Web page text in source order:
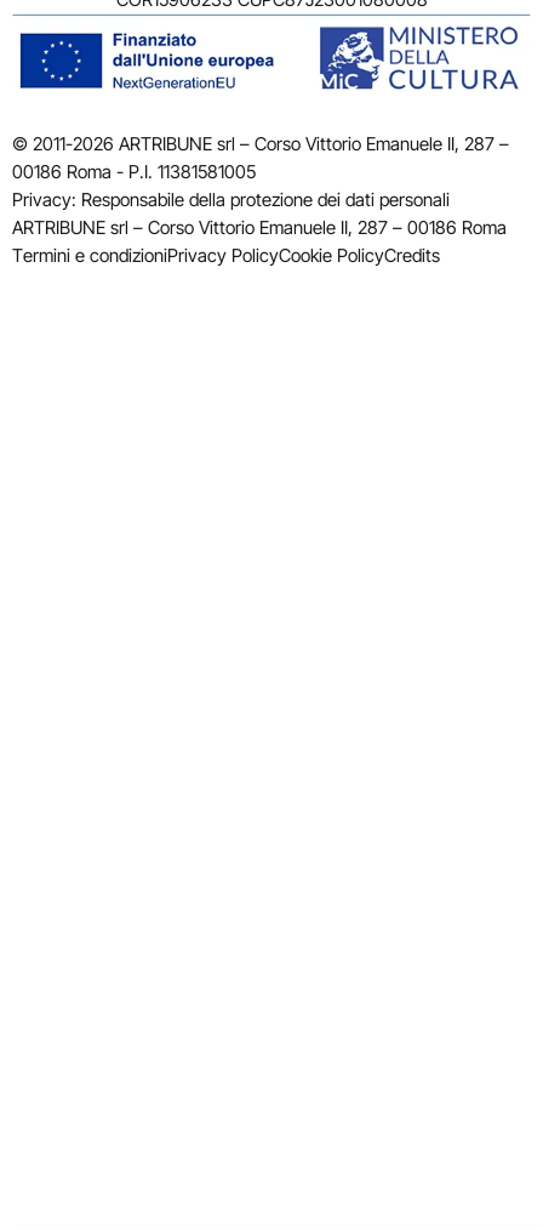
© 2011-2026 ARTRIBUNE srl – Corso Vittorio Emanuele II, 287 –
00186 Roma - P.I. 11381581005
Privacy: Responsabile della protezione dei dati personali
ARTRIBUNE srl – Corso Vittorio Emanuele II, 287 – 00186 Roma
Termini e condizioniPrivacy PolicyCookie PolicyCredits